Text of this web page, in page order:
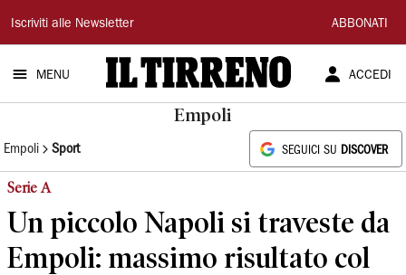
Il
Tirreno
Iscriviti alle Newsletter ABBONATI
MENU ACCEDI
Empoli
Empoli Sport SEGUICI SU DISCOVER
Serie A
Un piccolo Napoli si traveste da
Empoli: massimo risultato col